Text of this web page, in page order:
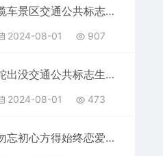
缆车景区交通公共标志生活日常公共图标系列布告栏黑色白色
2024-08-01 907
蛇出没交通公共标志生活日常公共图标系列布告栏黑色白色
2024-08-01 473
勿忘初心方得始终恋爱情侣AI8.0格式激光打标文件通用矢量图